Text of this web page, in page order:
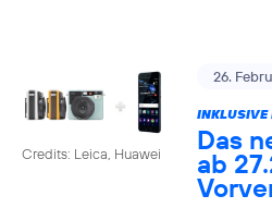
Credits: Leica, Huawei
26.
INKLUSIVE
Das
ab